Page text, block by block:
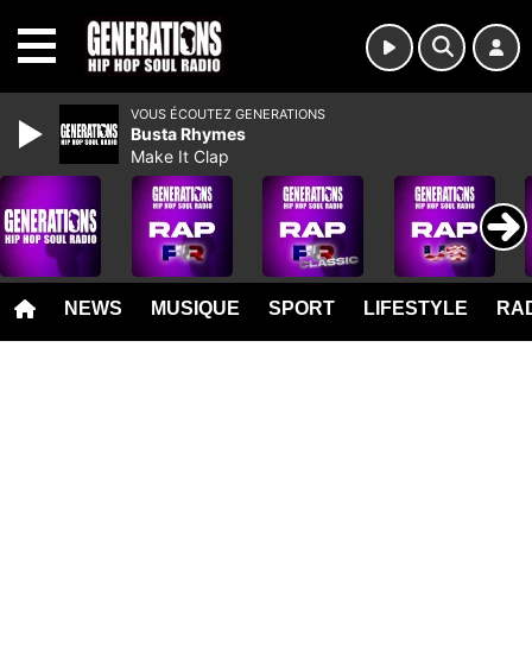
NEWS MUSIQUE SPORT LIFESTYLE
VOUS ÉCOUTEZ GENERATIONS
Busta Rhymes
Make It Clap